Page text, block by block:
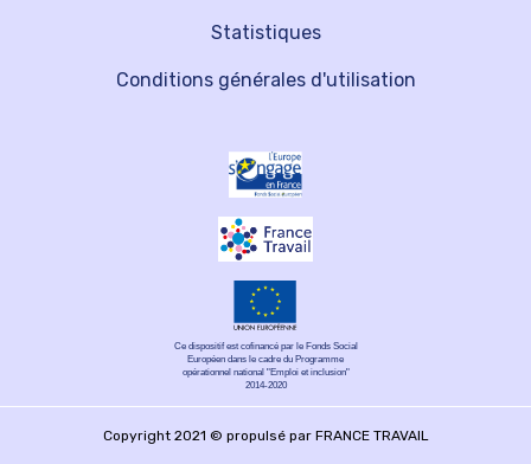
Statistiques
Conditions générales d'utilisation
Ce dispositif est cofinancé par le Fonds Social
Européen dans le cadre du Programme
opérationnel national "Emploi et inclusion"
2014-2020
Copyright 2021 © propulsé par FRANCE TRAVAIL